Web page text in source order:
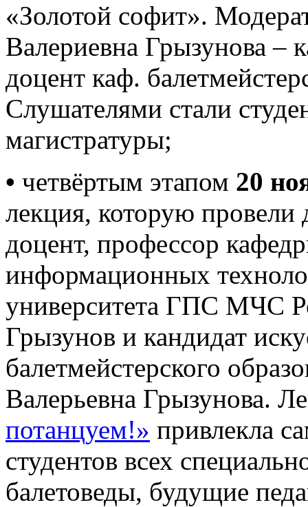
«Золотой софит».
Валериевна Грызунова –
доцент каф.
Слушателями стали
магистратуры;
• четвёртым этапом 20
лекция, которую провели
доцент, профессор
информационных
университета ГПС МЧС
Грызунов и кандидат
балетмейстерского
Валерьевна Грызунова.
потанцуем!» привлекла
студентов всех
балетоведы, будущие